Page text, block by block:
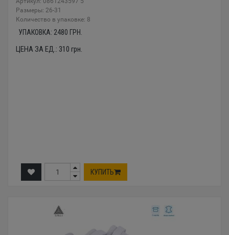
Размеры: 26-31
Количество в упаковке: 8
УПАКОВКА: 2480 ГРН.
ЦЕНА ЗА ЕД.: 310 грн.
КУПИТЬ